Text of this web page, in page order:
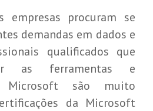
empresas procuram se
demandas em dados e
qualificados que
as ferramentas e
Microsoft são muito
da Microsoft